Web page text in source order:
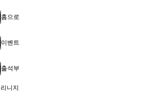
홈으로
이벤트
출석부
리니지